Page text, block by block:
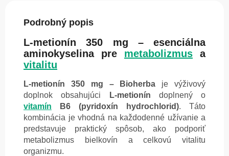
Podrobný popis
L-metionín 350 mg – esenciálna
aminokyselina pre metabolizmus a
vitalitu
L-metionín 350 mg – Bioherba je výživový
doplnok obsahujúci
L-metionín doplnený o
vitamín B6 (pyridoxín hydrochlorid). Táto
kombinácia je vhodná na každodenné užívanie a
predstavuje praktický spôsob, ako podporiť
metabolizmus bielkovín a celkovú vitalitu
organizmu.